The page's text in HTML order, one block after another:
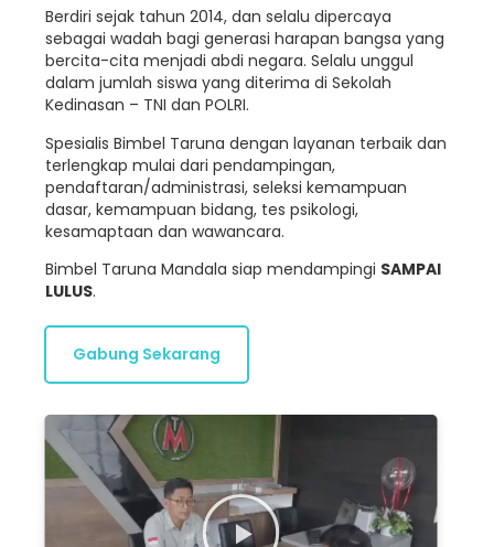
Berdiri sejak tahun 2014, dan selalu dipercaya
sebagai wadah bagi generasi harapan bangsa yang
bercita-cita menjadi abdi negara. Selalu unggul
dalam jumlah siswa yang diterima di Sekolah
Kedinasan – TNI dan POLRI.
Spesialis Bimbel Taruna dengan layanan terbaik dan
terlengkap mulai dari pendampingan,
pendaftaran/administrasi, seleksi kemampuan
dasar, kemampuan bidang, tes psikologi,
kesamaptaan dan wawancara.
Bimbel Taruna Mandala siap mendampingi SAMPAI
LULUS.
Gabung Sekarang